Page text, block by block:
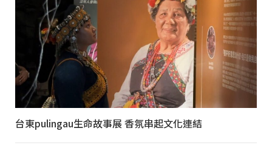
台東pulingau生命故事展 香氛串起文化連結